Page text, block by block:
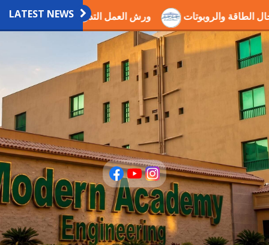
LATEST NEWS مجال الطاقة والروبوتات ورش العمل التدريبية العلمية